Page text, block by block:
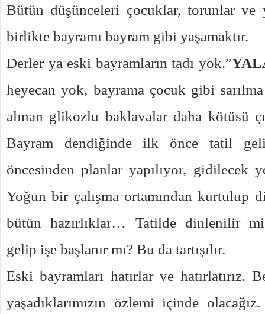
Bütün düşünceleri çocuklar, torunlar ve
birlikte bayramı bayram gibi yaşamaktır.
Derler ya eski bayramların tadı yok.”
heyecan yok, bayrama çocuk gibi
alınan glikozlu baklavalar daha kötüsü
Bayram dendiğinde ilk önce tatil
öncesinden planlar yapılıyor, gidilecek
Yoğun bir çalışma ortamından kurtulup
bütün hazırlıklar… Tatilde dinlenilir
gelip işe başlanır mı? Bu da tartışılır.
Eski bayramları hatırlar ve hatırlatırız.
yaşadıklarımızın özlemi içinde olacağız.